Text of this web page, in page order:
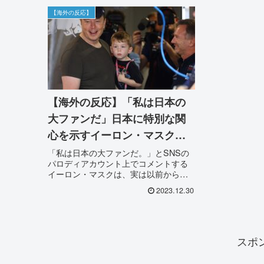
【海外の反応】
【海外の反応】「私は日本の
大ファンだ」日本に特別な関
心を示すイーロン・マスクに
海外も賛同
「私は日本の大ファンだ。」とSNSの
パロディアカウント上でコメントする
イーロン・マスクは、実は以前から日
て重要な市場であると強調していま
2023.12.30
スポ